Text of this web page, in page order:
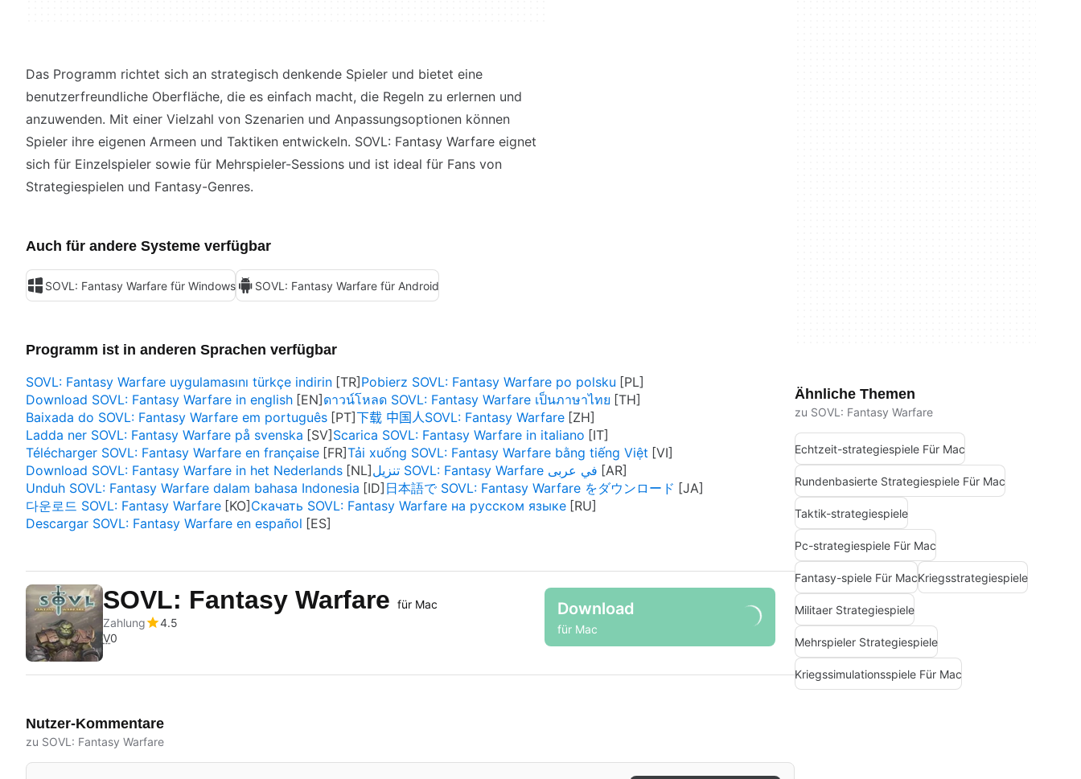
Das Programm richtet sich an strategisch denkende Spieler und bietet eine
benutzerfreundliche Oberfläche, die es einfach macht, die Regeln zu erlernen und
anzuwenden. Mit einer Vielzahl von Szenarien und Anpassungsoptionen können
Spieler ihre eigenen Armeen und Taktiken entwickeln. SOVL: Fantasy Warfare eignet
sich für Einzelspieler sowie für Mehrspieler-Sessions und ist ideal für Fans von
Strategiespielen und Fantasy-Genres.
Auch für andere Systeme verfügbar
SOVL: Fantasy Warfare für Windows SOVL: Fantasy Warfare für Android
Programm ist in anderen Sprachen verfügbar
SOVL: Fantasy Warfare uygulamasını türkçe indirin
Pobierz SOVL: Fantasy Warfare po polsku
Download SOVL: Fantasy Warfare in english
ดาวน์โหลด SOVL: Fantasy Warfare เป็นภาษาไทย
Baixada do SOVL: Fantasy Warfare em português
下载 中国人SOVL: Fantasy Warfare
Ladda ner SOVL: Fantasy Warfare på svenska
Scarica SOVL: Fantasy Warfare in italiano
Télécharger SOVL: Fantasy Warfare en française
Tải xuống SOVL: Fantasy Warfare bằng tiếng Việt
Download SOVL: Fantasy Warfare in het Nederlands
تنزيل SOVL: Fantasy Warfare في عربى
Unduh SOVL: Fantasy Warfare dalam bahasa Indonesia
日本語で SOVL: Fantasy Warfare をダウンロード
다운로드 SOVL: Fantasy Warfare
Скачать SOVL: Fantasy Warfare на русском языке
Descargar SOVL: Fantasy Warfare en español
SOVL: Fantasy Warfare für Mac
Zahlung
4.5
V0
Download
für Mac
Nutzer-Kommentare
zu SOVL: Fantasy Warfare
Ähnliche Themen
zu SOVL: Fantasy Warfare
Echtzeit-strategiespiele Für Mac
Rundenbasierte Strategiespiele Für Mac
Taktik-strategiespiele
Pc-strategiespiele Für Mac
Fantasy-spiele Für MacKriegsstrategiespiele
Militaer Strategiespiele
Mehrspieler Strategiespiele
Kriegssimulationsspiele Für Mac